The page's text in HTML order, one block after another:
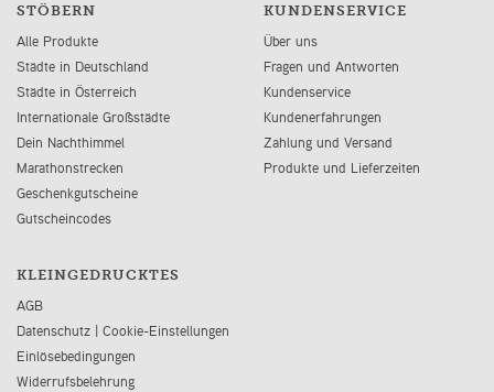
STÖBERN
Alle Produkte
Städte in Deutschland
Städte in Österreich
Internationale Großstädte
Dein Nachthimmel
Marathonstrecken
Geschenkgutscheine
Gutscheincodes
KUNDENSERVICE
Über uns
Fragen und Antworten
Kundenservice
Kundenerfahrungen
Zahlung und Versand
Produkte und Lieferzeiten
KLEINGEDRUCKTES
AGB
Datenschutz | Cookie-Einstellungen
Einlösebedingungen
Widerrufsbelehrung